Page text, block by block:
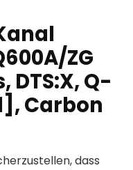
ZG
DTS:X, Q-
Carbon
dass